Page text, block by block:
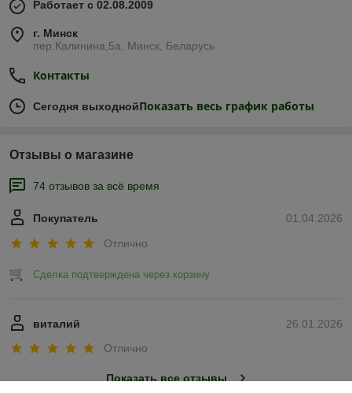
Работает с 02.08.2009
г. Минск
пер.Калинина,5а, Минск, Беларусь
Контакты
Сегодня выходнойПоказать весь график работы
Отзывы о магазине
74 отзывов за всё время
01.04.2026
Покупатель
Отлично
Сделка подтверждена через корзину
26.01.2026
виталий
Отлично
Показать все отзывы